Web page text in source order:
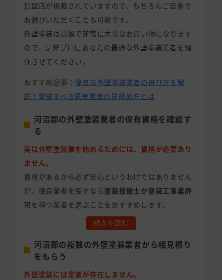
加盟店が掲載されていますので、もちろんご自身で
お選びいただくことも可能です。
外壁塗装は高額で非常に大事なお買い物になります
ので、是非プロにあなたの最適な外壁塗装業者を紹
介させてください。
おすすめ記事：優良な外壁塗装業者の選び方を解
説！警戒すべき悪徳業者の見極め方とは
河沼郡の外壁塗装業者の保有資格を確認す
る
実は外壁塗装業を始めるためには、資格が必要あり
ません。
資格があるから必ず安心というわけではありません
が、優良業者を探すなら塗装技能士か塗装工事業許
可 を持つ業者を選ぶことをおすすめします。
続きを読む
河沼郡の複数の外壁塗装業者から相見積り
をもらう
外壁塗装には定価が存在しません。